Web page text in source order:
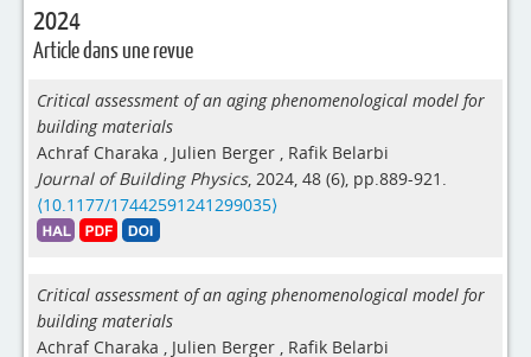
2024
Article dans une revue
Critical assessment of an aging phenomenological model for
building materials
Achraf Charaka , Julien Berger , Rafik Belarbi
Journal of Building Physics, 2024, 48 (6), pp.889-921.
⟨10.1177/17442591241299035⟩
Critical assessment of an aging phenomenological model for
building materials
Achraf Charaka , Julien Berger , Rafik Belarbi